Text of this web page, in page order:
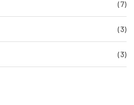
(7)
(3)
(3)